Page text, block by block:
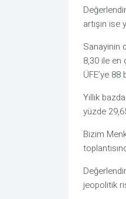
artışın
Sanayinin
8,30 ile en
ÜFE’ye
Yıllık
yüzde
Bizim
jeopolitik